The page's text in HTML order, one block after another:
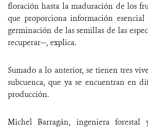
floración hasta la maduración de los
que proporciona información
germinación de las semillas de las
recuperar—, explica.
Sumado a lo anterior, se tienen tres
subcuenca, que ya se encuentran en
producción.
Michel Barragán, ingeniera